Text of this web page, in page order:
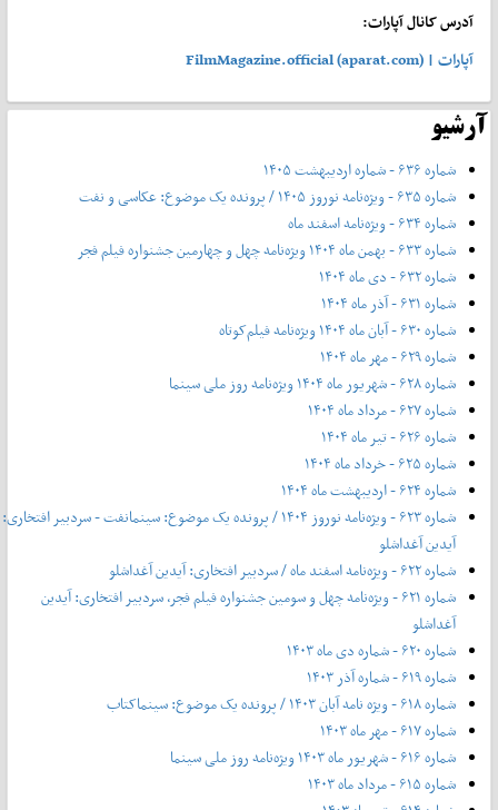
آدرس کانال آپارات:
آپارات | FilmMagazine.official (aparat.com)
آرشیو
شماره ۶۳۶ - شماره اردیبهشت ۱۴۰۵
شماره ۶۳۵ - ویژه‌نامه نوروز ۱۴۰۵ / پرونده یک موضوع: عکاسی و نفت
شماره ۶۳۴ - ویژه‌نامه اسفند ماه
شماره ۶۳۳ - بهمن ماه ۱۴۰۴ ویژه‌نامه چهل‌ و‌ چهارمین جشنواره فیلم فجر
شماره ۶۳۲ - دی ماه ۱۴۰۴
شماره ۶۳۱ - آذر ماه ۱۴۰۴
شماره ۶۳۰ - آبان ماه ۱۴۰۴ ویژه‌نامه فیلم‌کوتاه
شماره ۶۲۹ - مهر ماه ۱۴۰۴
شماره ۶۲۸ - شهریور ماه ۱۴۰۴ ویژه‌نامه روز ملی سینما
شماره ۶۲۷ - مرداد ماه ۱۴۰۴
شماره ۶۲۶ - تیر ماه ۱۴۰۴
شماره ۶۲۵ - خرداد ماه ۱۴۰۴
شماره ۶۲۴ - اردیبهشت ماه ۱۴۰۴
شماره ۶۲۳ - ویژه‌نامه نوروز ۱۴۰۴ / پرونده یک موضوع: سینمانفت - سردبیر افتخاری:
آیدین آغداشلو
شماره ۶۲۲ - ویژه‌نامه اسفند ماه / سردبیر افتخاری: آیدین آغداشلو
شماره ۶۲۱ - ویژه‌نامه چهل‌ و‌ سومین جشنواره فیلم فجر، سردبیر افتخاری: آیدین
آغداشلو
شماره ۶۲۰ - شماره دی ماه ۱۴۰۳
شماره ۶۱۹ - شماره آذر ۱۴۰۳
شماره ۶۱۸ - ویژه نامه آبان ۱۴۰۳ / پرونده یک موضوع: سینماکتاب
شماره ۶۱۷ - مهر ماه ۱۴۰۳
شماره ۶۱۶ - شهریور ماه ۱۴۰۳ ویژه‌نامه روز ملی سینما
شماره ۶۱۵ - مرداد ماه ۱۴۰۳